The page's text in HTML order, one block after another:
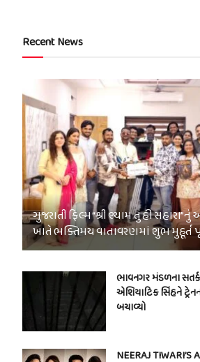
Recent News
ગુજરાતી ફિલ્મ “શ્રી શ્યામ તું હી સહારા”નું
ખાતે ભક્તિમય વાતાવરણમાં શુભ
ભાવનગર મંડળના
એશિયાટિક સિંહને
બચાવ્યો
NEERAJ TIWARI’S